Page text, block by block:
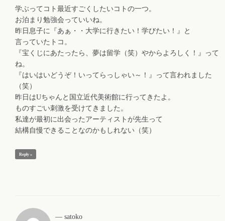
学ぶってコト最近すごくしたいコトの一つ。
お泊まり勉強会っていいね。
昨日息子に『あぁ・・大学に行きたい！学びたい！』と
言っていたトコ。
『宝くじにあたったら、夢は留学（笑）やからよろしく！』って
ね。
『はいはいどうぞ！いってらっしゃい～！』って言われました
（笑）
昨日はUちゃんと国立近代美術館に行ってきたよ。
ものすごい刺激を受けてきました。
私達が最初に出会ったアーティストが先生って
結構自慢できることなのかもしれない（笑）
Reply »
satoko